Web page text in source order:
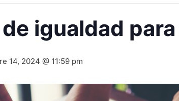
igualdad
14, 2024 @ 11:59 pm